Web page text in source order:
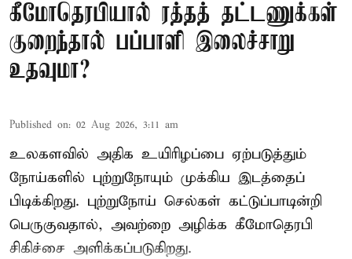
கீமோதெரபியால் ரத்தத் தட்டணுக்கள்
குறைந்தால் பப்பாளி இலைச்சாறு
உதவுமா?
Published on: 02 Aug 2026, 3:11 am
உலகளவில் அதிக உயிரிழப்பை ஏற்படுத்தும்
நோய்களில் புற்றுநோயும் முக்கிய இடத்தைப்
பிடிக்கிறது. புற்றுநோய் செல்கள் கட்டுப்பாடின்றி
பெருகுவதால், அவற்றை அழிக்க கீமோதெரபி
சிகிச்சை அளிக்கப்படுகிறது.